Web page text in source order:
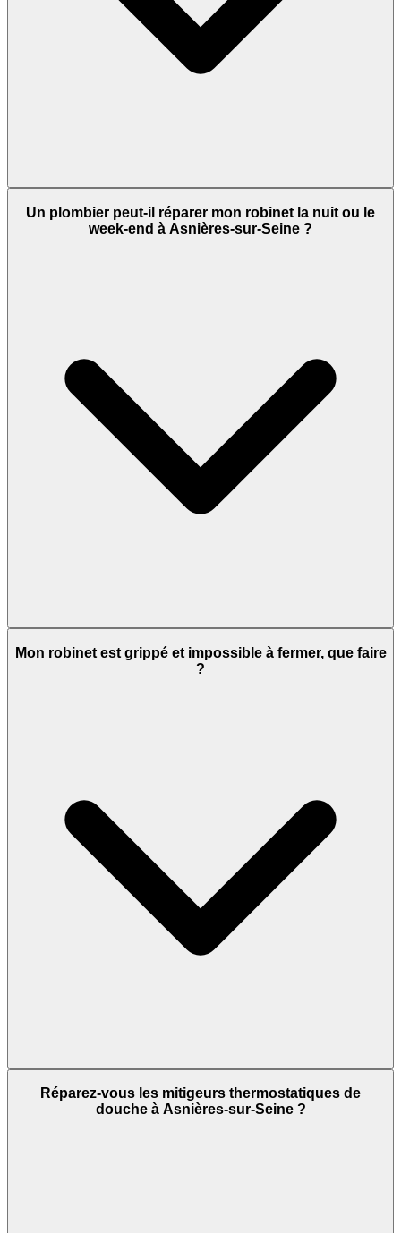
Un plombier peut-il réparer mon robinet la nuit ou le
week-end à Asnières-sur-Seine ?
Mon robinet est grippé et impossible à fermer, que faire
?
Réparez-vous les mitigeurs thermostatiques de
douche à Asnières-sur-Seine ?